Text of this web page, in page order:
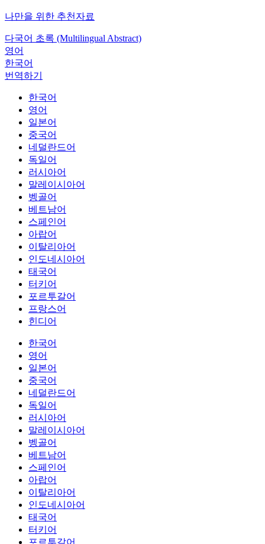
나만을 위한 추천자료
다국어 초록 (Multilingual Abstract)
영어
한국어
번역하기
한국어
영어
일본어
중국어
네덜란드어
독일어
러시아어
말레이시아어
벵골어
베트남어
스페인어
아랍어
이탈리아어
인도네시아어
태국어
터키어
포르투갈어
프랑스어
힌디어
한국어
영어
일본어
중국어
네덜란드어
독일어
러시아어
말레이시아어
벵골어
베트남어
스페인어
아랍어
이탈리아어
인도네시아어
태국어
터키어
포르투갈어